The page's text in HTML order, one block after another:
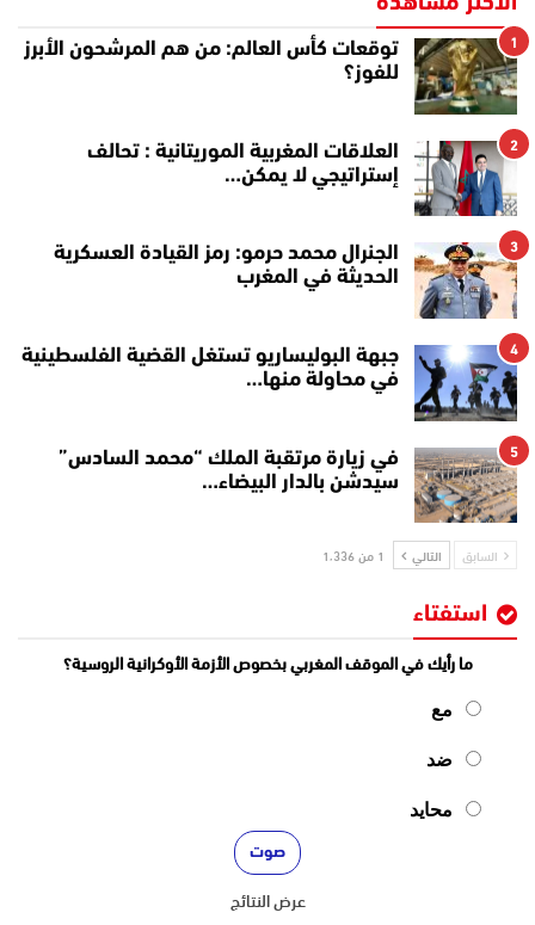
1
توقعات كأس العالم: من هم المرشحون الأبرز
للفوز؟
2
العلاقات المغربية الموريتانية : تحالف
إستراتيجي لا يمكن…
3
الجنرال محمد حرمو: رمز القيادة العسكرية
الحديثة في المغرب
4
جبهة البوليساريو تستغل القضية الفلسطينية
في محاولة منها…
5
في زيارة مرتقبة الملك “محمد السادس”
سيدشن بالدار البيضاء…
السابق التالي 1 من 1٬336
استفتاء
ما رأيك في الموقف المغربي بخصوص الأزمة الأوكرانية الروسية؟
مع
ضد
محايد
عرض النتائج